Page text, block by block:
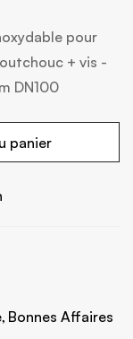
pour
+ vis -
DN100
panier
Bonnes Affaires